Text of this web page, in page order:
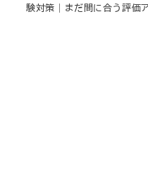
験対策｜まだ間に合う評価